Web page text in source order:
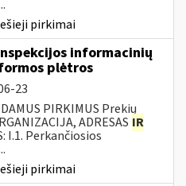
pirkimai
informacinių
plėtros
23
PIRKIMUS Prekių
ADRESAS IR
I.1. Perkančiosios
pirkimai